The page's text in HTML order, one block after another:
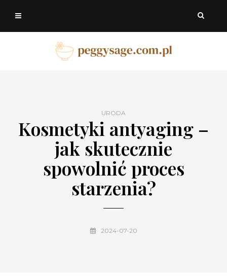
URODA
Kosmetyki antyaging –
jak skutecznie
spowolnić proces
starzenia?
2024-07-20